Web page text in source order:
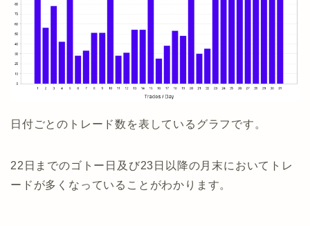
日付ごとのトレード数を表しているグラフです。
22日までのゴトー日及び23日以降の月末においてトレ
ードが多くなっていることがわかります。